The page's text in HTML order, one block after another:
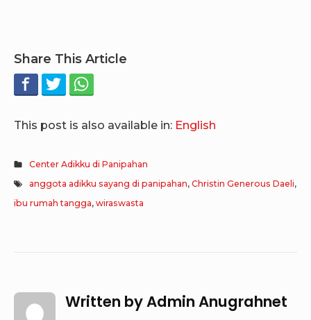
Share This Article
This post is also available in: English
Center Adikku di Panipahan
anggota adikku sayang di panipahan,Christin Generous Daeli,
ibu rumah tangga, wiraswasta
Written byAdmin Anugrahnet